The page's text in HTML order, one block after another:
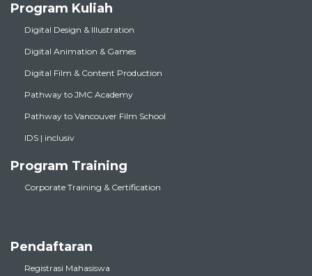
Program Kuliah
Digital Design & Illustration
Digital Animation & Games
Digital Film & Content Production
Pathway to JMC Academy
Pathway to Vancouver Film School
IDS | inclusiv
Program Training
Corporate Training & Certification
Pendaftaran
Registrasi Mahasiswa